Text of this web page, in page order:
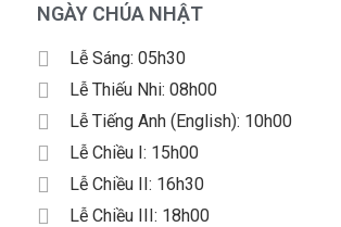
NGÀY CHÚA NHẬT
Lễ Sáng: 05h30
Lễ Thiếu Nhi: 08h00
Lễ Tiếng Anh (English): 10h00
Lễ Chiều I: 15h00
Lễ Chiều II: 16h30
Lễ Chiều III: 18h00